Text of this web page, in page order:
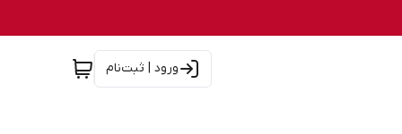
ورود | ثبت‌نام